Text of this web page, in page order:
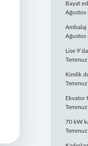
Bayat
Ağustos
Ambalaj
Ağustos
Lise
Kimlik
Ekvator
70 kW